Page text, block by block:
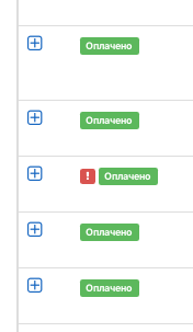
Оплачено
Оплачено
Оплачено
Оплачено
Оплачено